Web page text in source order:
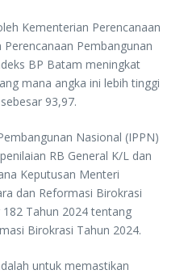
Kementerian Perencanaan
Pembangunan
BP Batam meningkat
mana angka ini lebih tinggi
93,97.
Nasional (IPPN)
RB General K/L dan
Keputusan Menteri
dan Reformasi Birokrasi
Tahun 2024 tentang
Birokrasi Tahun 2024.
untuk memastikan